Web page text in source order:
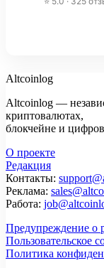
Altcoinlog
Altcoinlog —
криптовалютах,
блокчейне и
О проекте
Редакция
Контакты:
Реклама:
Работа:
Предупреждение о
Пользовательское
Политика